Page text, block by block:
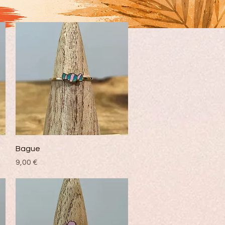
Bague
Precio
9,00 €